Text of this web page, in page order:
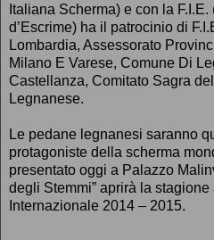
Italiana Scherma) e con la
d’Escrime) ha il patrocinio di
Lombardia, Assessorato
Milano E Varese, Comune Di
Castellanza, Comitato Sagra
Legnanese.
Le pedane legnanesi saranno
protagoniste della scherma
presentato oggi a Palazzo
degli Stemmi” aprirà la
Internazionale 2014 – 2015.